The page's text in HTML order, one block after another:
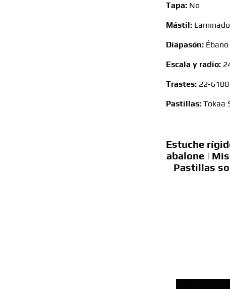
Tapa: No
Mástil:
Diapasón: Ébano
Escala y radio:
Trastes: 22-
Pastillas: Tokaa
Estuche
abalone |
Pastillas